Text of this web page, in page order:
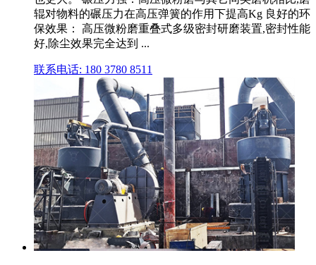
辊对物料的碾压力在高压弹簧的作用下提高Kg 良好的环
保效果： 高压微粉磨重叠式多级密封研磨装置,密封性能
好,除尘效果完全达到 ...
联系电话: 180 3780 8511